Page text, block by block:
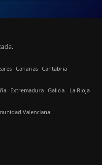
Canarias Cantabria
Extremadura Galicia La Rioja
Valenciana